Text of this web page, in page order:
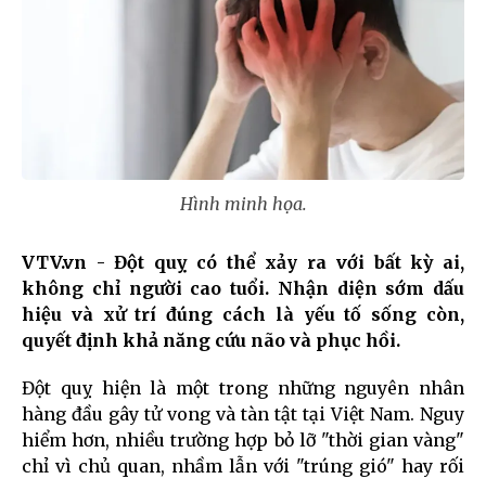
Hình minh họa.
VTV.vn - Đột quỵ có thể xảy ra với bất kỳ ai,
không chỉ người cao tuổi. Nhận diện sớm dấu
hiệu và xử trí đúng cách là yếu tố sống còn,
quyết định khả năng cứu não và phục hồi.
Đột quỵ hiện là một trong những nguyên nhân
hàng đầu gây tử vong và tàn tật tại Việt Nam. Nguy
hiểm hơn, nhiều trường hợp bỏ lỡ "thời gian vàng"
chỉ vì chủ quan, nhầm lẫn với "trúng gió" hay rối